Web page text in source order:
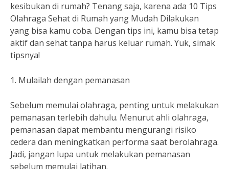
kesibukan di rumah? Tenang saja, karena ada 10 Tips
Olahraga Sehat di Rumah yang Mudah Dilakukan
yang bisa kamu coba. Dengan tips ini, kamu bisa tetap
aktif dan sehat tanpa harus keluar rumah. Yuk, simak
tipsnya!
1. Mulailah dengan pemanasan
Sebelum memulai olahraga, penting untuk melakukan
pemanasan terlebih dahulu. Menurut ahli olahraga,
pemanasan dapat membantu mengurangi risiko
cedera dan meningkatkan performa saat berolahraga.
Jadi, jangan lupa untuk melakukan pemanasan
sebelum memulai latihan.